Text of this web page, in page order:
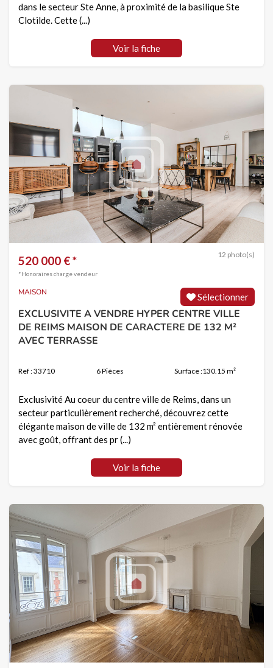
dans le secteur Ste Anne, à proximité de la basilique Ste
Clotilde. Cette (...)
Voir la fiche
12 photo(s)
520 000 € *
*Honoraires charge vendeur
Sélectionner
MAISON
EXCLUSIVITE A VENDRE HYPER CENTRE VILLE
DE REIMS MAISON DE CARACTERE DE 132 M²
AVEC TERRASSE
Ref : 33710 6 Pièces Surface :130.15 m²
Exclusivité Au coeur du centre ville de Reims, dans un
secteur particulièrement recherché, découvrez cette
élégante maison de ville de 132 m² entièrement rénovée
avec goût, offrant des pr (...)
Voir la fiche